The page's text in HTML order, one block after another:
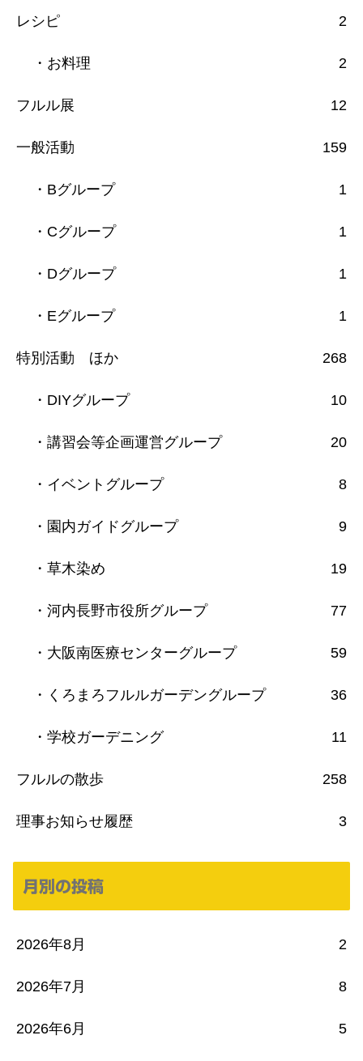
レシピ 2
・お料理 2
フルル展 12
一般活動 159
・Bグループ 1
・Cグループ 1
・Dグループ 1
・Eグループ 1
特別活動 ほか 268
・DIYグループ 10
・講習会等企画運営グループ 20
・イベントグループ 8
・園内ガイドグループ 9
・草木染め 19
・河内長野市役所グループ 77
・大阪南医療センターグループ 59
・くろまろフルルガーデングループ 36
・学校ガーデニング 11
フルルの散歩 258
理事お知らせ履歴 3
月別の投稿
2026年8月 2
2026年7月 8
2026年6月 5